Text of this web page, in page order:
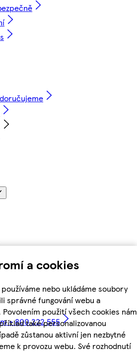
a cookies
nebo ukládáme soubory
správné fungování webu a
použití všech cookies nám
také personalizovanou
zůstanou aktivní jen nezbytné
k provozu webu. Své rozhodnutí
- 800 222 555